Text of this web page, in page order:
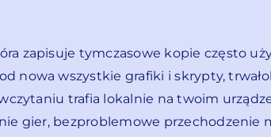
zapisuje tymczasowe kopie często
nowa wszystkie grafiki i skrypty,
trafia lokalnie na twoim
gier, bezproblemowe